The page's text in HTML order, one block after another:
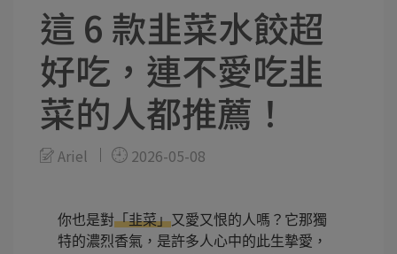
這 6 款韭菜水餃超
好吃，連不愛吃韭
菜的人都推薦！
Ariel 2026-05-08
你也是對「韭菜」又愛又恨的人嗎？它那獨
特的濃烈香氣，是許多人心中的此生摯愛，